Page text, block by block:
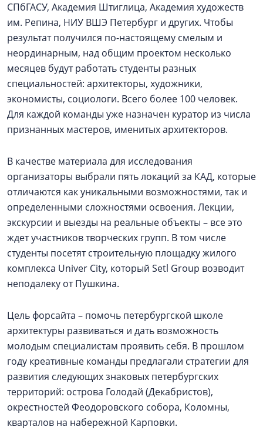
СПбГАСУ, Академия Штиглица, Академия художеств
им. Репина, НИУ ВШЭ Петербург и других. Чтобы
результат получился по-настоящему смелым и
неординарным, над общим проектом несколько
месяцев будут работать студенты разных
специальностей: архитекторы, художники,
экономисты, социологи. Всего более 100 человек.
Для каждой команды уже назначен куратор из числа
признанных мастеров, именитых архитекторов.
В качестве материала для исследования
организаторы выбрали пять локаций за КАД, которые
отличаются как уникальными возможностями, так и
определенными сложностями освоения. Лекции,
экскурсии и выезды на реальные объекты – все это
ждет участников творческих групп. В том числе
студенты посетят строительную площадку жилого
комплекса Univer City, который Setl Group возводит
неподалеку от Пушкина.
Цель форсайта – помочь петербургской школе
архитектуры развиваться и дать возможность
молодым специалистам проявить себя. В прошлом
году креативные команды предлагали стратегии для
развития следующих знаковых петербургских
территорий: острова Голодай (Декабристов),
окрестностей Феодоровского собора, Коломны,
кварталов на набережной Карповки.